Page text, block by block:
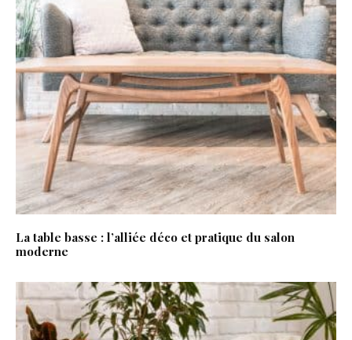
La table basse : l’alliée déco et pratique du salon
moderne